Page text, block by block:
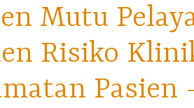
Mutu
Risiko